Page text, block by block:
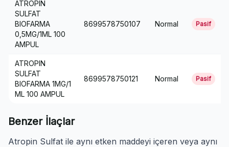
ATROPIN
SULFAT
BIOFARMA
0,5MG/1ML 100
AMPUL
8699578750107 Normal Pasif
ATROPIN
SULFAT
BIOFARMA 1MG/1
ML 100 AMPUL
8699578750121 Normal Pasif
Benzer İlaçlar
Atropin Sulfat ile aynı etken maddeyi içeren veya aynı